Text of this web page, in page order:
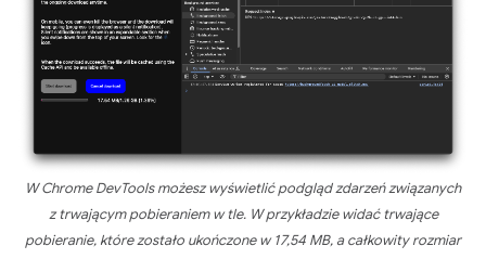
W Chrome DevTools możesz wyświetlić podgląd zdarzeń związanych
z trwającym pobieraniem w tle. W przykładzie widać trwające
pobieranie, które zostało ukończone w 17,54 MB, a całkowity rozmiar